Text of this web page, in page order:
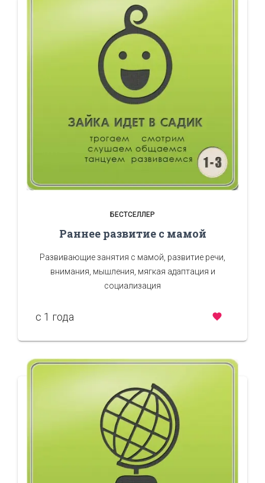
БЕСТСЕЛЛЕР
Раннее развитие с мамой
Развивающие занятия с мамой, развитие речи,
внимания, мышления, мягкая адаптация и
социализация
c 1 года